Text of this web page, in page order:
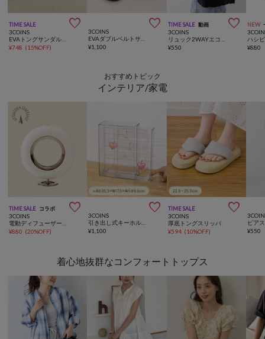
TIME SALE 
3COINS
¥748 (15%OFF)

3COINS
¥1,100
TIME SALE 動画 
3COINS
¥550
NEW
¥880
おすすめトピック
インテリア/家電
TIME SALE コラボ 
3COINS
¥880 (20%OFF)

3COINS
¥1,100
TIME SALE 
3COINS
厚底トングスリッパ
¥594 (10%OFF) ¥550
着心地抜群なコンフォートトップス